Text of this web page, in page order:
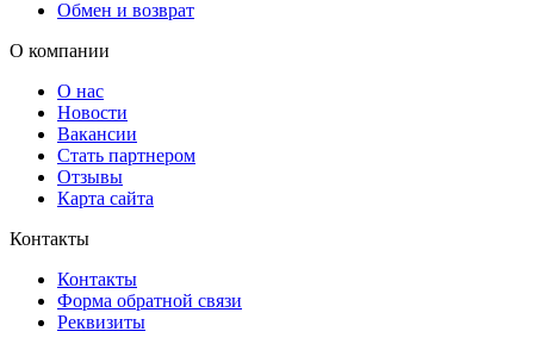
Обмен и возврат
О компании
О нас
Новости
Вакансии
Стать партнером
Отзывы
Карта сайта
Контакты
Контакты
Форма обратной связи
Реквизиты